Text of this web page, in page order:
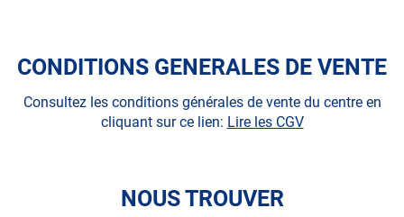
CONDITIONS GENERALES DE VENTE
Consultez les conditions générales de vente du centre en
cliquant sur ce lien: Lire les CGV
NOUS TROUVER